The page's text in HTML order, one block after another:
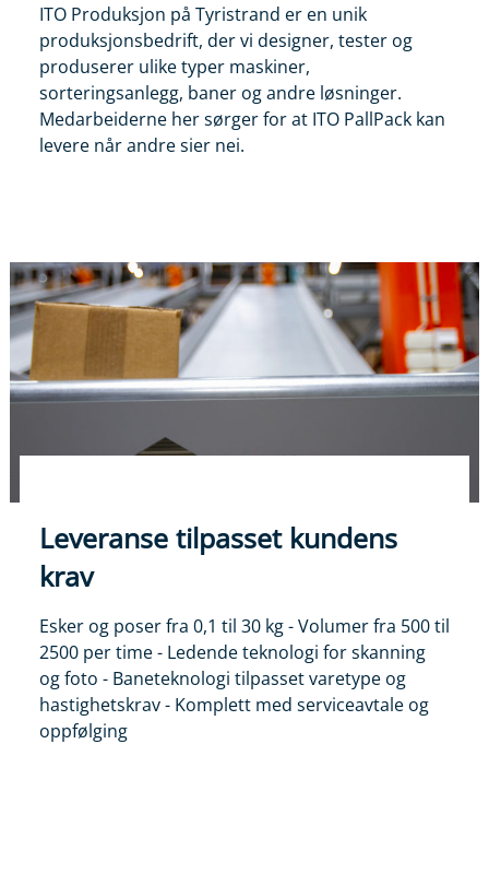
ITO Produksjon på Tyristrand er en unik
produksjonsbedrift, der vi designer, tester og
produserer ulike typer maskiner,
sorteringsanlegg, baner og andre løsninger.
Medarbeiderne her sørger for at ITO PallPack kan
levere når andre sier nei.
Leveranse tilpasset kundens
krav
Esker og poser fra 0,1 til 30 kg - Volumer fra 500 til
2500 per time - Ledende teknologi for skanning
og foto - Baneteknologi tilpasset varetype og
hastighetskrav - Komplett med serviceavtale og
oppfølging